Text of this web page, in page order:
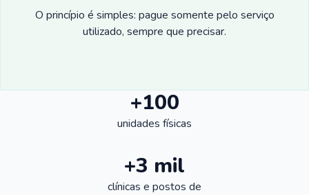
O princípio é simples: pague somente pelo serviço
utilizado, sempre que precisar.
+100
unidades físicas
+3 mil
clínicas e postos de